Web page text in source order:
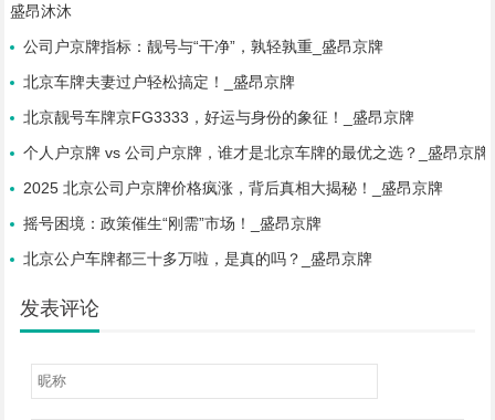
盛昂沐沐
公司户京牌指标：靓号与“干净”，孰轻孰重_盛昂京牌
北京车牌夫妻过户轻松搞定！_盛昂京牌
北京靓号车牌京FG3333，好运与身份的象征！_盛昂京牌
个人户京牌 vs 公司户京牌，谁才是北京车牌的最优之选？_盛昂京牌
2025 北京公司户京牌价格疯涨，背后真相大揭秘！_盛昂京牌
摇号困境：政策催生“刚需”市场！_盛昂京牌
北京公户车牌都三十多万啦，是真的吗？_盛昂京牌
发表评论